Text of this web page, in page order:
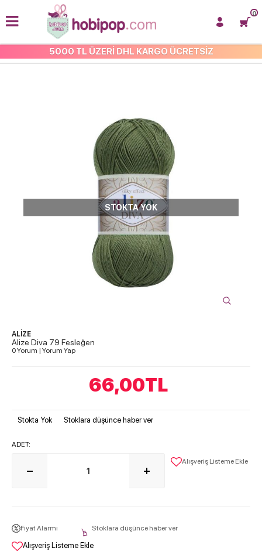
5000 TL ÜZERİ DHL KARGO ÜCRETSİZ
0
ALİZE DİVA
STOKTA YOK
ALİZE
Alize Diva 79 Fesleğen
0 Yorum | Yorum Yap
66,00TL
Stokta Yok Stoklara düşünce haber ver
ADET:
Alışveriş Listeme Ekle
Fiyat Alarmı Stoklara düşünce haber ver
Alışveriş Listeme Ekle